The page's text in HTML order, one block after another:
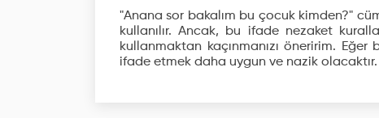
"Anana sor bakalım bu çocuk kimden?"
kullanılır. Ancak, bu ifade nezaket
kullanmaktan kaçınmanızı öneririm.
ifade etmek daha uygun ve nazik olacaktır.